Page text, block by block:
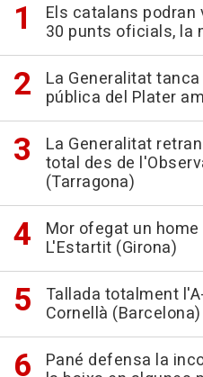
Els catalans
30 punts oficials, la
La Generalitat
pública del Plater
La Generalitat
total des de
(Tarragona)
Mor ofegat un
L'Estartit (Girona)
Tallada totalment
Cornellà
Pané defensa la